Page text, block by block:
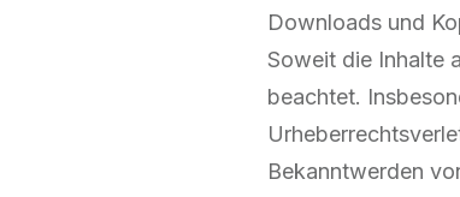
Downloads und
Soweit die Inhalte
beachtet.
Bekanntwerden